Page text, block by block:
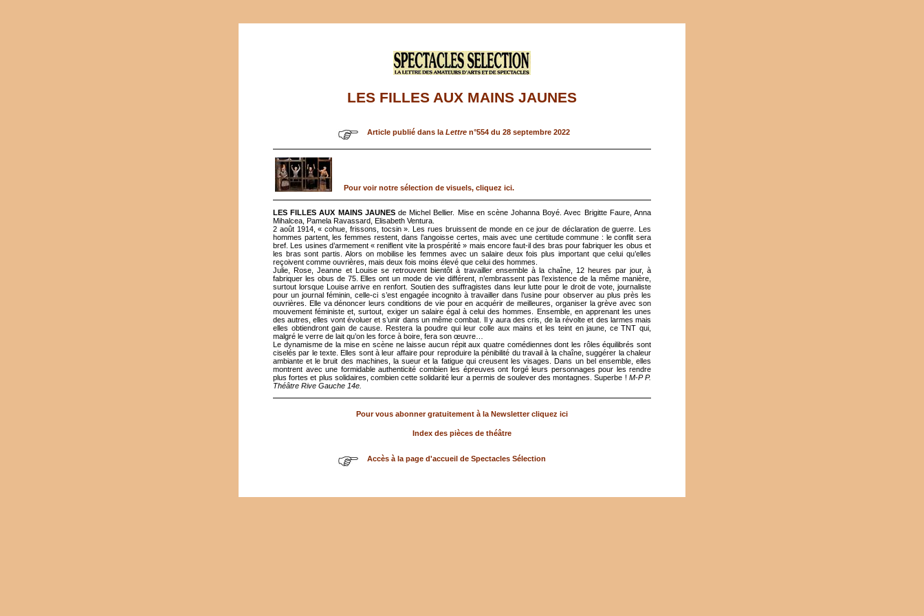
LES FILLES AUX MAINS JAUNES
Article publié dans la Lettre n°554 du 28 septembre 2022
Pour voir notre sélection de visuels, cliquez ici.
LES FILLES AUX MAINS JAUNESde Michel Bellier. Mise en scène Johanna Boyé. Avec Brigitte Faure, Anna
Mihalcea, Pamela Ravassard, Elisabeth Ventura.
2 août 1914, « cohue, frissons, tocsin ». Les rues bruissent de monde en ce jour de déclaration de guerre. Les
hommes partent, les femmes restent, dans l’angoisse certes, mais avec une certitude commune : le conflit sera
bref. Les usines d’armement « reniflent vite la prospérité » mais encore faut-il des bras pour fabriquer les obus et
les bras sont partis. Alors on mobilise les femmes avec un salaire deux fois plus important que celui qu’elles
reçoivent comme ouvrières, mais deux fois moins élevé que celui des hommes.
Julie, Rose, Jeanne et Louise se retrouvent bientôt à travailler ensemble à la chaîne, 12 heures par jour, à
fabriquer les obus de 75. Elles ont un mode de vie différent, n’embrassent pas l’existence de la même manière,
surtout lorsque Louise arrive en renfort. Soutien des suffragistes dans leur lutte pour le droit de vote, journaliste
pour un journal féminin, celle-ci s’est engagée incognito à travailler dans l’usine pour observer au plus près les
ouvrières. Elle va dénoncer leurs conditions de vie pour en acquérir de meilleures, organiser la grève avec son
mouvement féministe et, surtout, exiger un salaire égal à celui des hommes. Ensemble, en apprenant les unes
des autres, elles vont évoluer et s’unir dans un même combat. Il y aura des cris, de la révolte et des larmes mais
elles obtiendront gain de cause. Restera la poudre qui leur colle aux mains et les teint en jaune, ce TNT qui,
malgré le verre de lait qu’on les force à boire, fera son œuvre…
Le dynamisme de la mise en scène ne laisse aucun répit aux quatre comédiennes dont les rôles équilibrés sont
ciselés par le texte. Elles sont à leur affaire pour reproduire la pénibilité du travail à la chaîne, suggérer la chaleur
ambiante et le bruit des machines, la sueur et la fatigue qui creusent les visages. Dans un bel ensemble, elles
montrent avec une formidable authenticité combien les épreuves ont forgé leurs personnages pour les rendre
plus fortes et plus solidaires, combien cette solidarité leur a permis de soulever des montagnes. Superbe ! M-P P.
Théâtre Rive Gauche 14e.
Pour vous abonner gratuitement à la Newsletter cliquez ici
Index des pièces de théâtre
Accès à la page d'accueil de Spectacles Sélection